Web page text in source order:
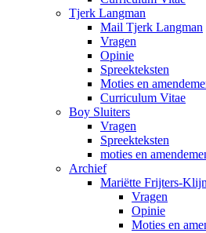
Tjerk Langman
Mail Tjerk Langman
Vragen
Opinie
Spreekteksten
Moties en
Curriculum Vitae
Boy Sluiters
Vragen
Spreekteksten
moties en
Archief
Mariëtte Frijters-
Vragen
Opinie
Moties en